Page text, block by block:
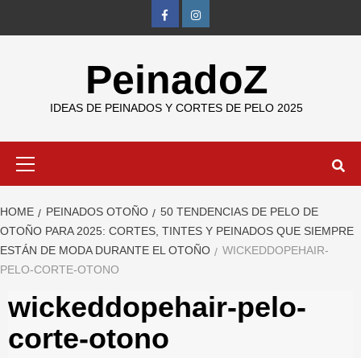
FB IG
PeinadoZ
IDEAS DE PEINADOS Y CORTES DE PELO 2025
HOME PEINADOS OTOÑO
50 TENDENCIAS DE PELO DE
OTOÑO PARA 2025: CORTES, TINTES Y PEINADOS QUE SIEMPRE
ESTÁN DE MODA DURANTE EL OTOÑO
WICKEDDOPEHAIR-
PELO-CORTE-OTONO
wickeddopehair-pelo-
corte-otono